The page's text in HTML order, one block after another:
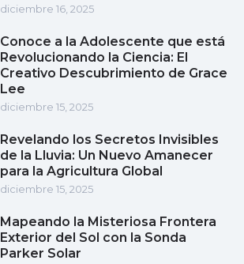
diciembre 16, 2025
Conoce a la Adolescente que está
Revolucionando la Ciencia: El
Creativo Descubrimiento de Grace
Lee
diciembre 15, 2025
Revelando los Secretos Invisibles
de la Lluvia: Un Nuevo Amanecer
para la Agricultura Global
diciembre 15, 2025
Mapeando la Misteriosa Frontera
Exterior del Sol con la Sonda
Parker Solar